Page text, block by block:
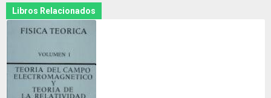
Libros Relacionados